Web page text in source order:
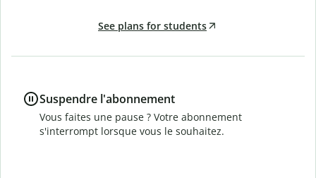
See plans for students
Suspendre l'abonnement
Vous faites une pause ? Votre abonnement
s'interrompt lorsque vous le souhaitez.